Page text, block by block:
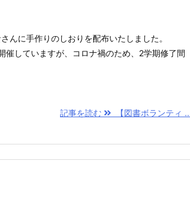
んに手作りのしおりを配布いたしました。
していますが、コロナ禍のため、2学期修了間
記事を読む 【図書ボランティ